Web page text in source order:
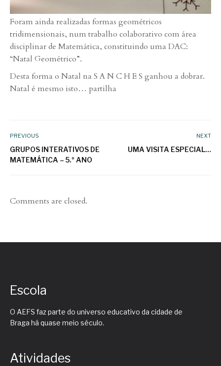
Foram ainda realizadas formas geométricos
tridimensionais, num trabalho colaborativo com área
disciplinar de Matemática, constituindo uma DAC:
“Natal Geométrico”.
Desta forma o Natal na S A N C H E S ganhou a dobrar.
Natal é mesmo isto… partilha
PREVIOUS
GRUPOS INTERATIVOS DE
MATEMÁTICA – 5.º ANO
NEXT
UMA VISITA ESPECIAL…
Comments are closed.
Escola
O AEFS faz parte do universo educativo da cidade de
Braga há quase meio século.
Atividades